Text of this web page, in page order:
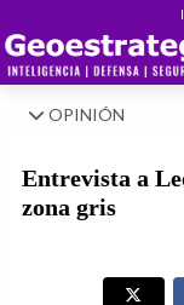
OPINIÓN
Entrevista a
zona gris